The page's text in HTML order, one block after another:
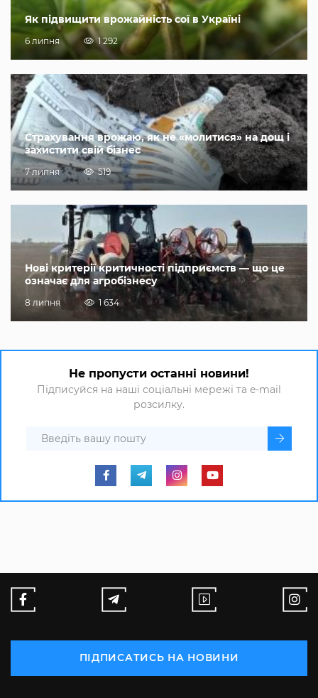
Як підвищити врожайність сої в Україні
6 липня 1 292
Страхування врожаю, як не «молитися» на дощ і
захистити свій бізнес
7 липня 519
Нові критерії критичності підприємств — що це
означає для агробізнесу
8 липня 1 634
Не пропусти останні новини!
Підписуйся на наші соціальні мережі та e-mail
розсилку.
ПІДПИСАТИСЬ НА НОВИНИ